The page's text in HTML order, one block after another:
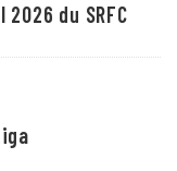
du SRFC